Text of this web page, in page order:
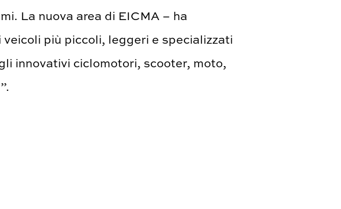
La nuova area di EICMA – ha
più piccoli, leggeri e specializzati
innovativi ciclomotori, scooter, moto,